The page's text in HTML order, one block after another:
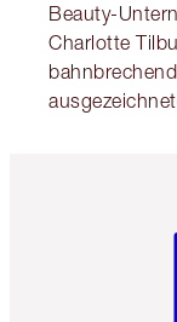
Beauty-
Charlotte